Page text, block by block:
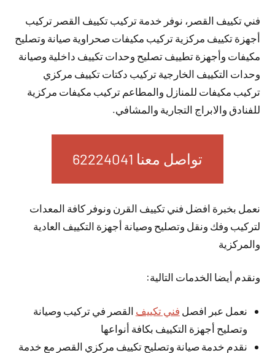
فني تكييف القصر، نوفر خدمة تركيب تكييف القصر تركيب
أجهزة تكييف مركزية تركيب مكيفات صحراوية صيانة وتصليح
مكيفات وأجهزة تطييف تصليح وحدات تكييف داخلية وصيانة
وحدات التكييف الخارجية تركيب دكتات تكييف مركزي
تركيب مكيفات للمنازل والمطاعم تركيب مكيفات مركزية
للفنادق والابراج التجارية والمشافي.
تواصل معنا 62224041
نعمل بخبرة افضل فني تكييف القرن ونوفر كافة المعدات
لتركيب وفك ونقل وتصليح وصيانة أجهزة التكييف العادية
والمركزية
ونقدم أيضا الخدمات التالية:
نعمل عبر افصل فني تكييف القصر في تركيب وصيانة
وتصليح أجهزة التكييف بكافة أنواعها
نقدم خدمة صيانة وتصليح تكييف مركزي القصر مع خدمة